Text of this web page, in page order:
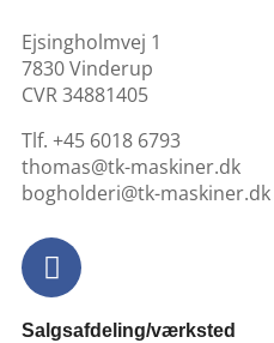
Ejsingholmvej 1
7830 Vinderup
CVR 34881405
​Tlf. +45 6018 6793
thomas@tk-maskiner.dk
bogholderi@tk-maskiner.dk
Salgsafdeling/værksted